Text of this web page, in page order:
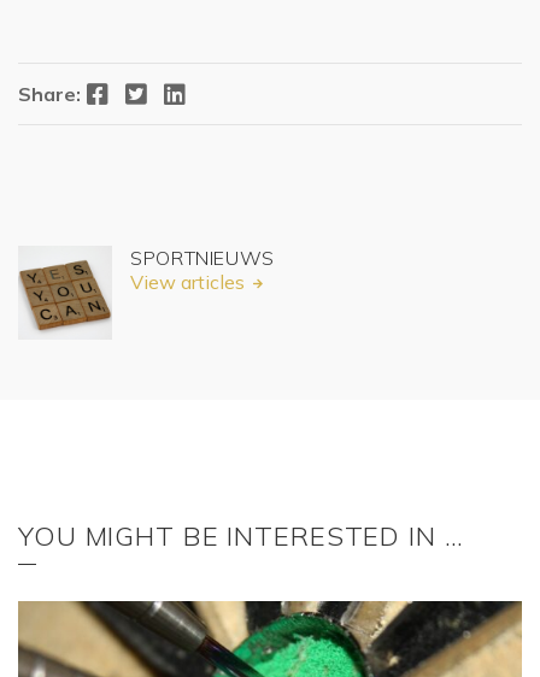
Share: Facebook Twitter LinkedIn
SPORTNIEUWS
View articles
YOU MIGHT BE INTERESTED IN …